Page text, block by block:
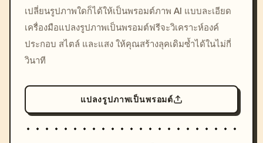
c, cyberpunk sunset, neon
colors, 8k --v 6.0
เปลี่ยนรูปภาพใดก็ได้ให้เป็นพรอมต์ภาพ AI แบบละเอียด
เครื่องมือแปลงรูปภาพเป็นพรอมต์ฟรีจะวิเคราะห์องค์
ประกอบ สไตล์ และแสง ให้คุณสร้างลุคเดิมซ้ำได้ในไม่กี่
วินาที
แปลงรูปภาพเป็นพรอมต์